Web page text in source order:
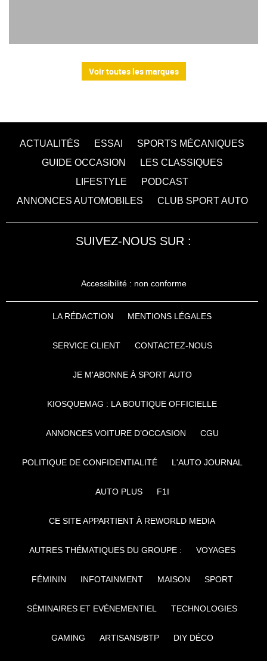
Voir toutes les marques
ACTUALITÉS ESSAI
SPORTS MÉCANIQUES
GUIDE OCCASION
LES CLASSIQUES
LIFESTYLE
PODCAST
ANNONCES AUTOMOBILES
CLUB SPORT AUTO
SUIVEZ-NOUS SUR :
Accessibilité : non conforme
LA RÉDACTION MENTIONS LÉGALES
SERVICE CLIENT CONTACTEZ-NOUS
JE M'ABONNE À SPORT AUTO
KIOSQUEMAG : LA BOUTIQUE OFFICIELLE
ANNONCES VOITURE D’OCCASION CGU
POLITIQUE DE CONFIDENTIALITÉ L'AUTO JOURNAL
AUTO PLUS F1I
CE SITE APPARTIENT À REWORLD MEDIA
AUTRES THÉMATIQUES DU GROUPE : VOYAGES
FÉMININ INFOTAINMENT MAISON SPORT
SÉMINAIRES ET EVÉNEMENTIEL TECHNOLOGIES
GAMING ARTISANS/BTP DIY DÉCO